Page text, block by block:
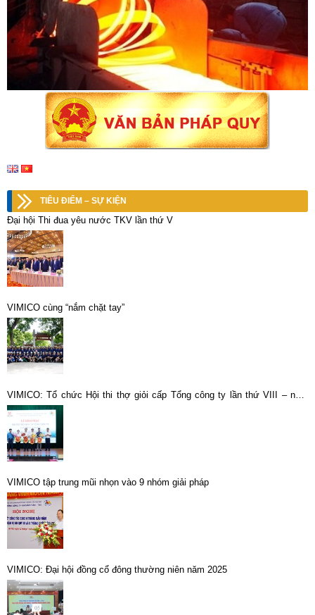
TIÊU ĐIỂM – SỰ KIỆN
Đại hội Thi đua yêu nước TKV lần thứ V
VIMICO cùng “nắm chặt tay”
VIMICO: Tổ chức Hội thi thợ giỏi cấp Tổng công ty lần thứ VIII – năm
2026
VIMICO tập trung mũi nhọn vào 9 nhóm giải pháp
VIMICO: Đại hội đồng cổ đông thường niên năm 2025